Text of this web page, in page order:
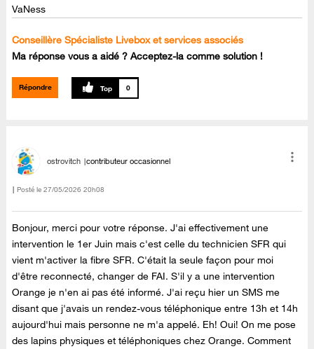
VaNess
Conseillère Spécialiste Livebox et services associés
Ma réponse vous a aidé ? Acceptez-la comme solution !
Répondre 0
ostrovitch contributeur occasionnel
Posté le ‎27/05/2026 20h08
Bonjour, merci pour votre réponse. J'ai effectivement une
intervention le 1er Juin mais c'est celle du technicien SFR qui
vient m'activer la fibre SFR. C'était la seule façon pour moi
d'être reconnecté, changer de FAI. S'il y a une intervention
Orange je n'en ai pas été informé. J'ai reçu hier un SMS me
disant que j'avais un rendez-vous téléphonique entre 13h et 14h
aujourd'hui mais personne ne m'a appelé. Eh! Oui! On me pose
des lapins physiques et téléphoniques chez Orange. Comment